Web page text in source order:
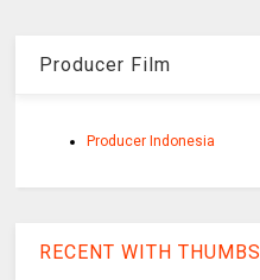
Producer Film
Producer Indonesia
RECENT WITH THUMBS